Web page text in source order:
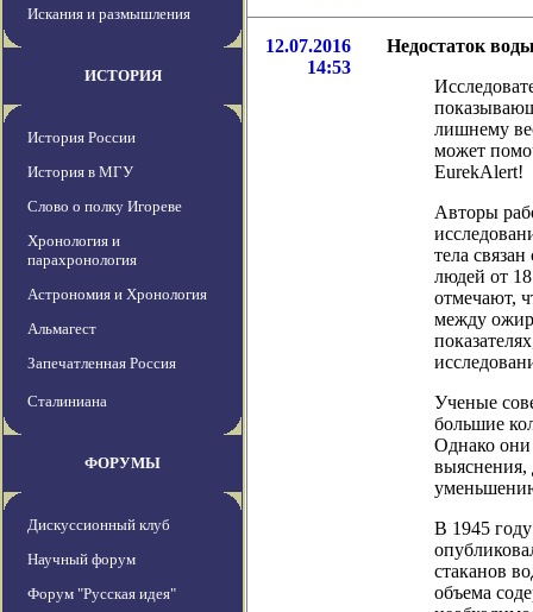
Искания и размышления
ИСТОРИЯ
История России
История в МГУ
Слово о полку Игореве
Хронология и
парахронология
Астрономия и Хронология
Альмагест
Запечатленная Россия
Сталиниана
ФОРУМЫ
Дискуссионный клуб
Научный форум
Форум "Русская идея"
12.07.2016
14:53
Недостаток
лишнему
может
EurekAlert!
Авторы
тела
людей от
отмечают,
между
Ученые
большие
Однако они
выяснения,
В 1945
стаканов
объема